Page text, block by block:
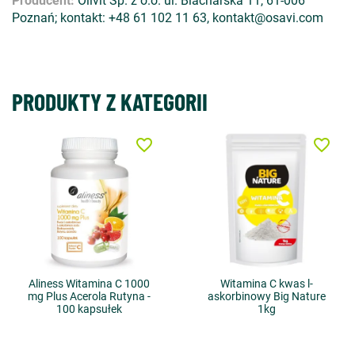
Poznań; kontakt: +48 61 102 11 63, kontakt@osavi.com
PRODUKTY Z KATEGORII
Aliness Witamina C 1000
mg Plus Acerola Rutyna -
100 kapsułek
favorite_border
Witamina C kwas l-
askorbinowy Big Nature
1kg
favorite_border